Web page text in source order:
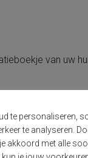
van uw
Neem dan
vorige
medische
te personaliseren,
te analyseren.
akkoord met alle